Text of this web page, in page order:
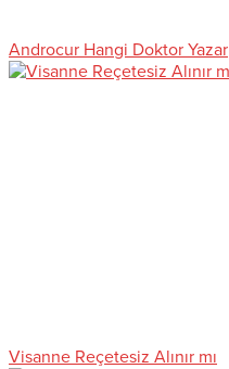
Androcur Hangi Doktor Yazar
Visanne Reçetesiz Alınır mı